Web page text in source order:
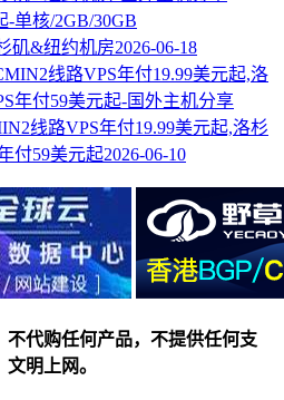
-单核/2GB/30GB
矶&纽约机房2026-06-18
线路VPS年付19.99美元起,洛杉
付59美元起2026-06-10
代购任何产品，不提供任何支
明上网。